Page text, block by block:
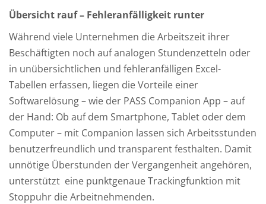
Übersicht rauf – Fehleranfälligkeit runter
Während viele Unternehmen die Arbeitszeit ihrer
Beschäftigten noch auf analogen Stundenzetteln oder
in unübersichtlichen und fehleranfälligen Excel-
Tabellen erfassen, liegen die Vorteile einer
Softwarelösung – wie der PASS Companion App – auf
der Hand: Ob auf dem Smartphone, Tablet oder dem
Computer – mit Companion lassen sich Arbeitsstunden
benutzerfreundlich und transparent festhalten. Damit
unnötige Überstunden der Vergangenheit angehören,
unterstützt eine punktgenaue Trackingfunktion mit
Stoppuhr die Arbeitnehmenden.